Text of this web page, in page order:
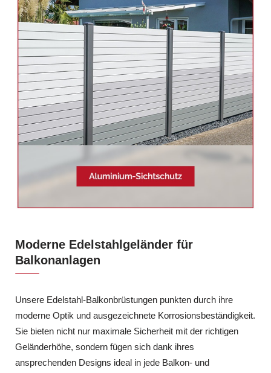
Moderne Edelstahlgeländer für
Balkonanlagen
Unsere Edelstahl-Balkonbrüstungen punkten durch ihre
moderne Optik und ausgezeichnete Korrosionsbeständigkeit.
Sie bieten nicht nur maximale Sicherheit mit der richtigen
Geländerhöhe, sondern fügen sich dank ihres
ansprechenden Designs ideal in jede Balkon- und